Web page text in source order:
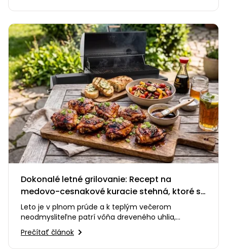
Dokonalé letné grilovanie: Recept na
medovo-cesnakové kuracie stehná, ktoré si
zamilujete
Leto je v plnom prúde a k teplým večerom
neodmysliteľne patrí vôňa dreveného uhlia,
praskanie ohňa a smiech s priateľmi…
Prečítať článok